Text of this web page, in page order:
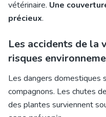
vétérinaire. Une
précieux.
Les accidents de la
risques
Les dangers domestiques
compagnons. Les chutes
des plantes surviennent